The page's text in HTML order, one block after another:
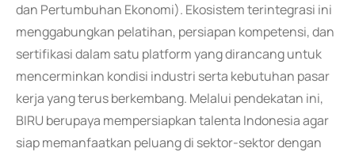
dan Pertumbuhan Ekonomi). Ekosistem terintegrasi ini
menggabungkan pelatihan, persiapan kompetensi, dan
sertifikasi dalam satu platform yang dirancang untuk
mencerminkan kondisi industri serta kebutuhan pasar
kerja yang terus berkembang. Melalui pendekatan ini,
BIRU berupaya mempersiapkan talenta Indonesia agar
siap memanfaatkan peluang di sektor-sektor dengan